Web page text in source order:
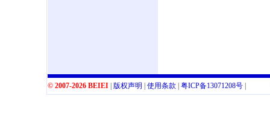
© 2007-2026 BEIEI| 版权声明 使用条款 粤ICP备13071208号|